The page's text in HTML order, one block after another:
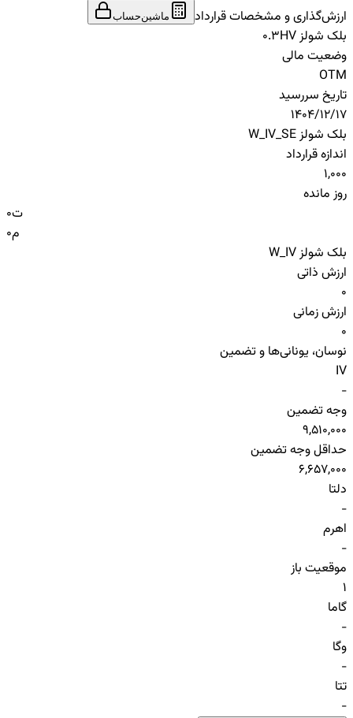
ارزش‌گذاری و مشخصات قرارداد
ماشین‌حساب
بلک شولز HV
0.3
وضعیت مالی
OTM
تاریخ سررسید
1404/12/17
بلک شولز W_IV_SE
اندازه قرارداد
1,000
روز مانده
0ت
0م
بلک شولز W_IV
ارزش ذاتی
0
ارزش زمانی
0
نوسان، یونانی‌ها و تضمین
IV
-
وجه تضمین
9,510,000
حداقل وجه تضمین
6,657,000
دلتا
-
اهرم
-
موقعیت باز
1
گاما
-
وگا
-
تتا
-